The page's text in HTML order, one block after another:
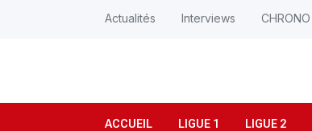
ACCUEIL LIGUE 1 LIGUE 2
Actualités Interviews CHRONO